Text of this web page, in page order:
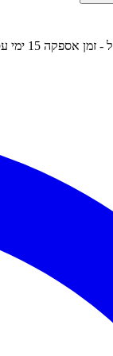
- זמן אספקה 15 ימי